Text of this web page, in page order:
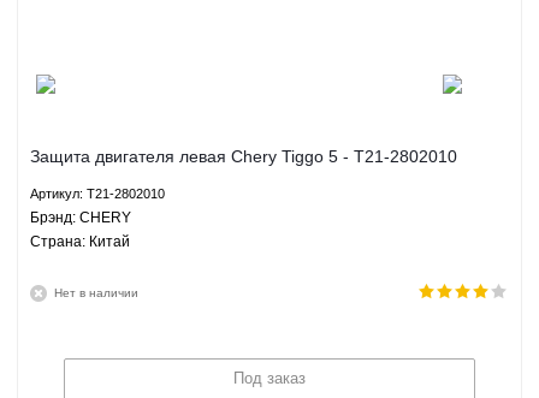
Защита двигателя левая Chery Tiggo 5 - T21-2802010
Артикул: T21-2802010
Брэнд: CHERY
Страна: Китай
Нет в наличии
Под заказ